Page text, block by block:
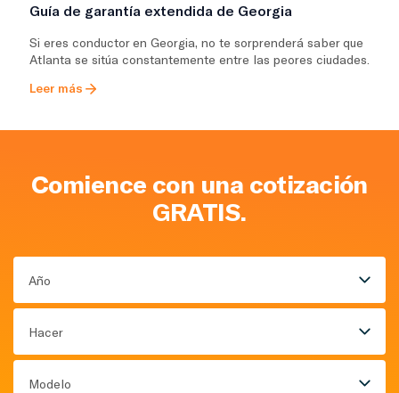
Guía de garantía extendida de Georgia
Si eres conductor en Georgia, no te sorprenderá saber que
Atlanta se sitúa constantemente entre las peores ciudades.
Leer más
Comience con una cotización
GRATIS.
Año
Hacer
Modelo